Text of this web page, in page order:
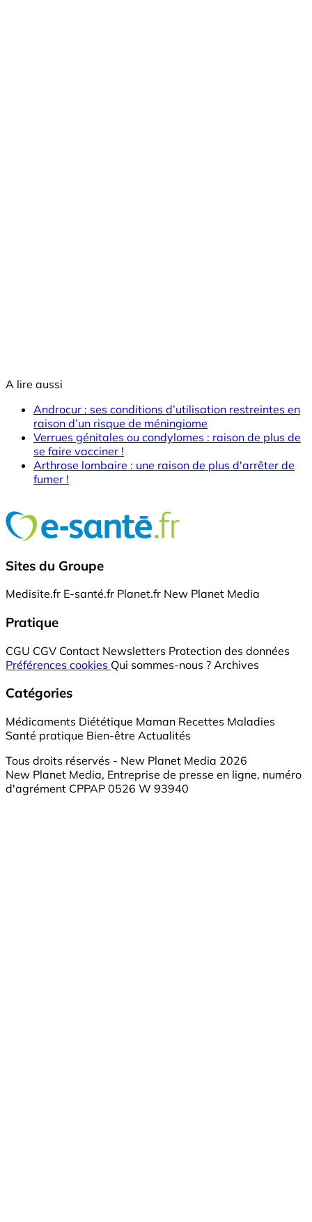
A lire aussi
Androcur : ses conditions d’utilisation restreintes en
raison d’un risque de méningiome
Verrues génitales ou condylomes : raison de plus de
se faire vacciner !
Arthrose lombaire : une raison de plus d'arrêter de
fumer !
Sites du Groupe
Medisite.fr E-santé.fr Planet.fr New Planet Media
Pratique
CGU CGV Contact Newsletters Protection des données
Préférences cookies Qui sommes-nous ? Archives
Catégories
Médicaments Diététique Maman Recettes Maladies
Santé pratique Bien-être Actualités
Tous droits réservés - New Planet Media 2026
New Planet Media, Entreprise de presse en ligne, numéro
d'agrément CPPAP 0526 W 93940